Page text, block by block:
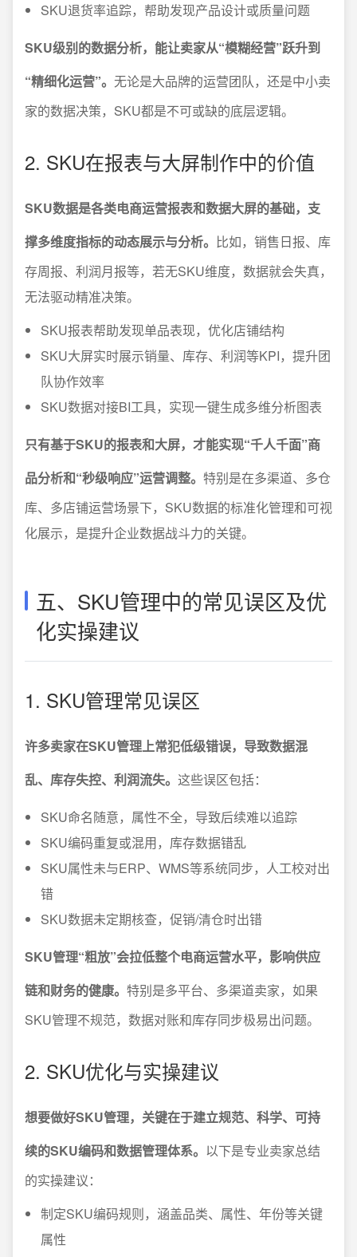
SKU退货率追踪，帮助发现产品设计或质量问题
SKU级别的数据分析，能让卖家从“模糊经营”跃升到
“精细化运营”。 无论是大品牌的运营团队，还是中小卖
家的数据决策，SKU都是不可或缺的底层逻辑。
2. SKU在报表与大屏制作中的价值
SKU数据是各类电商运营报表和数据大屏的基础，支
撑多维度指标的动态展示与分析。 比如，销售日报、库
存周报、利润月报等，若无SKU维度，数据就会失真，
无法驱动精准决策。
SKU报表帮助发现单品表现，优化店铺结构
SKU大屏实时展示销量、库存、利润等KPI，提升团
队协作效率
SKU数据对接BI工具，实现一键生成多维分析图表
只有基于SKU的报表和大屏，才能实现“千人千面”商
品分析和“秒级响应”运营调整。 特别是在多渠道、多仓
库、多店铺运营场景下，SKU数据的标准化管理和可视
化展示，是提升企业数据战斗力的关键。
五、SKU管理中的常见误区及优
化实操建议
1. SKU管理常见误区
许多卖家在SKU管理上常犯低级错误，导致数据混
乱、库存失控、利润流失。 这些误区包括：
SKU命名随意，属性不全，导致后续难以追踪
SKU编码重复或混用，库存数据错乱
SKU属性未与ERP、WMS等系统同步，人工校对出
错
SKU数据未定期核查，促销/清仓时出错
SKU管理“粗放”会拉低整个电商运营水平，影响供应
链和财务的健康。 特别是多平台、多渠道卖家，如果
SKU管理不规范，数据对账和库存同步极易出问题。
2. SKU优化与实操建议
想要做好SKU管理，关键在于建立规范、科学、可持
续的SKU编码和数据管理体系。 以下是专业卖家总结
的实操建议：
制定SKU编码规则，涵盖品类、属性、年份等关键
属性